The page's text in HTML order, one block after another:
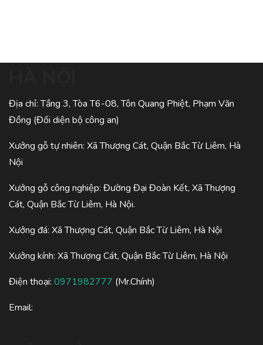
Địa chỉ: Tầng 3, Tòa T6-08, Tôn Quang Phiệt, Phạm Văn
Đồng (Đối diện bộ công an)
Xưởng gỗ tự nhiên: Xã Thượng Cát, Quận Bắc Từ Liêm, Hà
Nội
Xưởng gỗ công nghiệp: Đường Đại Đoàn Kết, Xã Thượng
Cát, Quận Bắc Từ Liêm, Hà Nội.
Xưởng đá: Xã Thượng Cát, Quận Bắc Từ Liêm, Hà Nội
Xưởng kính: Xã Thượng Cát, Quận Bắc Từ Liêm, Hà Nội
Điện thoại: 0971982777 (Mr.Chính)
Email: